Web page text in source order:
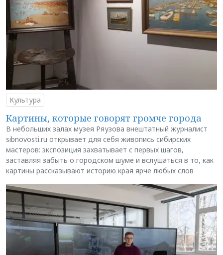
Культура
Картины, которые говорят громче города
В небольших залах музея Ряузова внештатный журналист
sibnovosti.ru открывает для себя живопись сибирских
мастеров: экспозиция захватывает с первых шагов,
заставляя забыть о городском шуме и вслушаться в то, как
картины рассказывают историю края ярче любых слов